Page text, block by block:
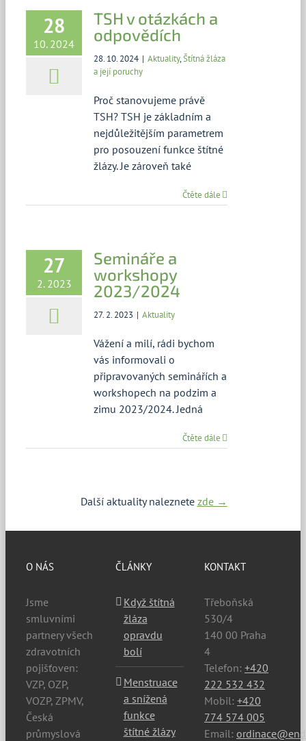
28
10. 2024
TSH v otázkách a
odpovědích
28. 10. 2024 | Aktuality,Štítná žláza
a její poruchy
Proč stanovujeme právě
TSH? TSH je základním a
nejdůležitějším parametrem
pro posouzení funkce štítné
žlázy. Je zároveň také
Čtěte dále
27
2. 2023
Semináře a
workshopy
2023/2024
27. 2. 2023 | Aktuality
Vážení a milí, rádi bychom
vás informovali o
připravovaných seminářích a
workshopech na podzim a
zimu 2023/2024. Jedná
Čtěte dále
Další aktuality naleznete zde →
O NÁS
Jsme
smluvními
partnery všech
zdravotních
pojišťoven:
VZP, OZP,
VOZP, ZPMV,
Česká
průmyslová
ČLÁNKY
Když štítná
žláza
opravdu
bolí
Menstruace
a snížená
funkce
štítné žlázy
KONTAKT
Třeboňská
530/4
140 00 Praha
4
Telefon: +420
222 532 432
Mobil: +420
774 574 005
Email: